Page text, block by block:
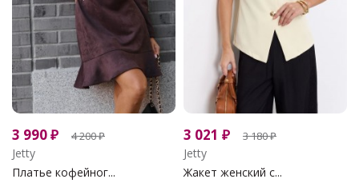
3 990₽ 4 200₽
Jetty
Платье кофейног...
3 021 ₽ 3 180₽
Jetty
Жакет женский с...